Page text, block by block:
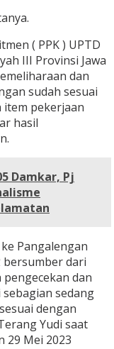
( PPK ) UPTD
III Provinsi Jawa
dan
sudah sesuai
item pekerjaan
hasil
Damkar, Pj
Pangalengan
bersumber dari
dan
sebagian sedang
dengan
Yudi saat
29 Mei 2023